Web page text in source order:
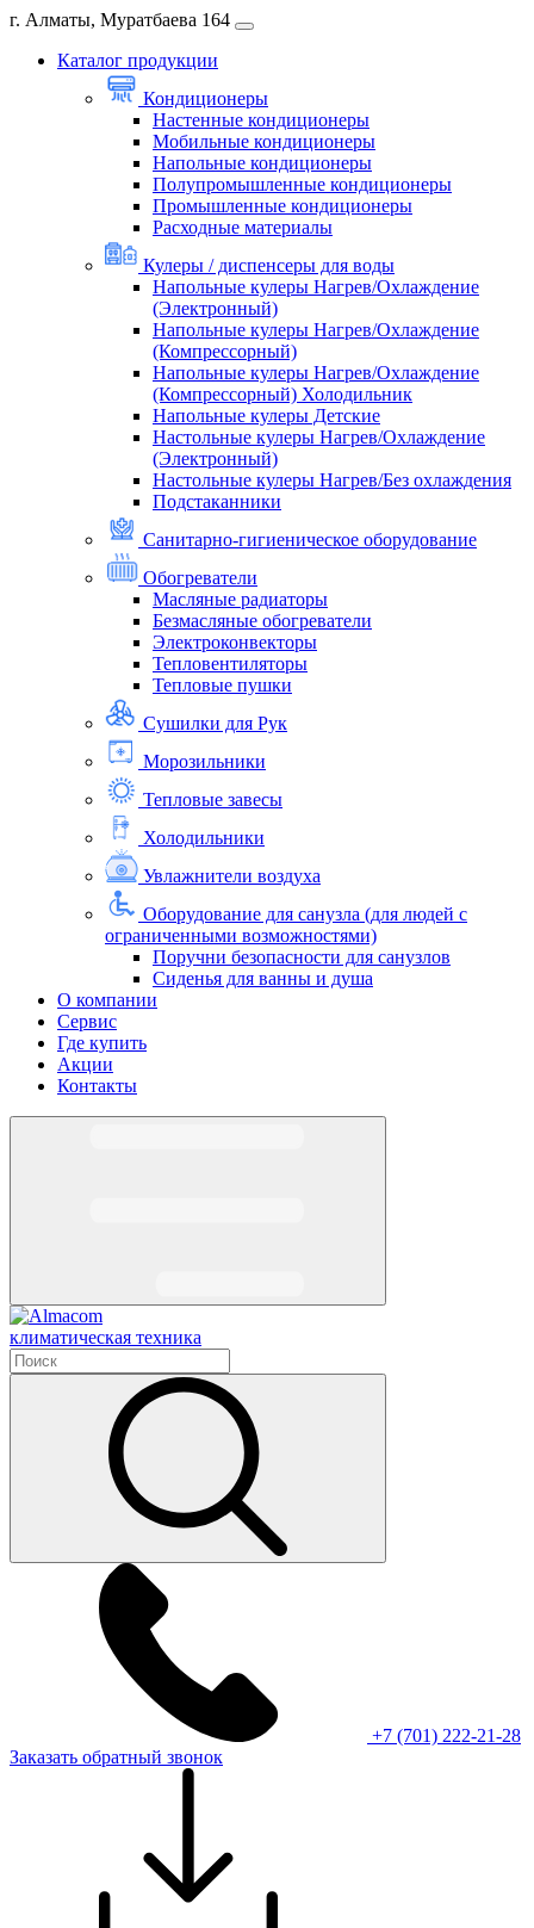
г. Алматы, Муратбаева 164
Каталог продукции
Кондиционеры
Настенные кондиционеры
Мобильные кондиционеры
Напольные кондиционеры
Полупромышленные кондиционеры
Промышленные кондиционеры
Расходные материалы
Кулеры / диспенсеры для воды
Напольные кулеры Нагрев/Охлаждение
(Электронный)
Напольные кулеры Нагрев/Охлаждение
(Компрессорный)
Напольные кулеры Нагрев/Охлаждение
(Компрессорный) Холодильник
Напольные кулеры Детские
Настольные кулеры Нагрев/Охлаждение
(Электронный)
Настольные кулеры Нагрев/Без охлаждения
Подстаканники
Санитарно-гигиеническое оборудование
Обогреватели
Масляные радиаторы
Безмасляные обогреватели
Электроконвекторы
Тепловентиляторы
Тепловые пушки
Сушилки для Рук
Морозильники
Тепловые завесы
Холодильники
Увлажнители воздуха
Оборудование для санузла (для людей с
ограниченными возможностями)
Поручни безопасности для санузлов
Сиденья для ванны и душа
О компании
Сервис
Где купить
Акции
Контакты
климатическая техника
+7 (701) 222-21-28
Заказать обратный звонок